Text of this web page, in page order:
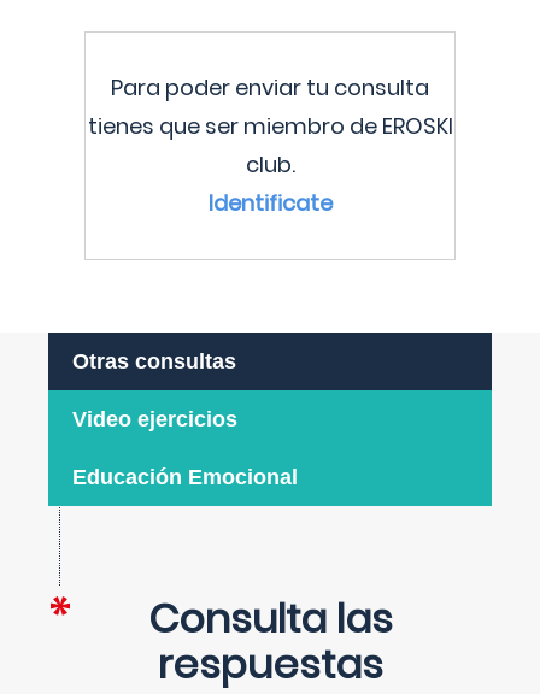
Para poder enviar tu consulta
tienes que ser miembro de EROSKI
club.
Identificate
Otras consultas
Video ejercicios
Educación Emocional
Consulta las
respuestas